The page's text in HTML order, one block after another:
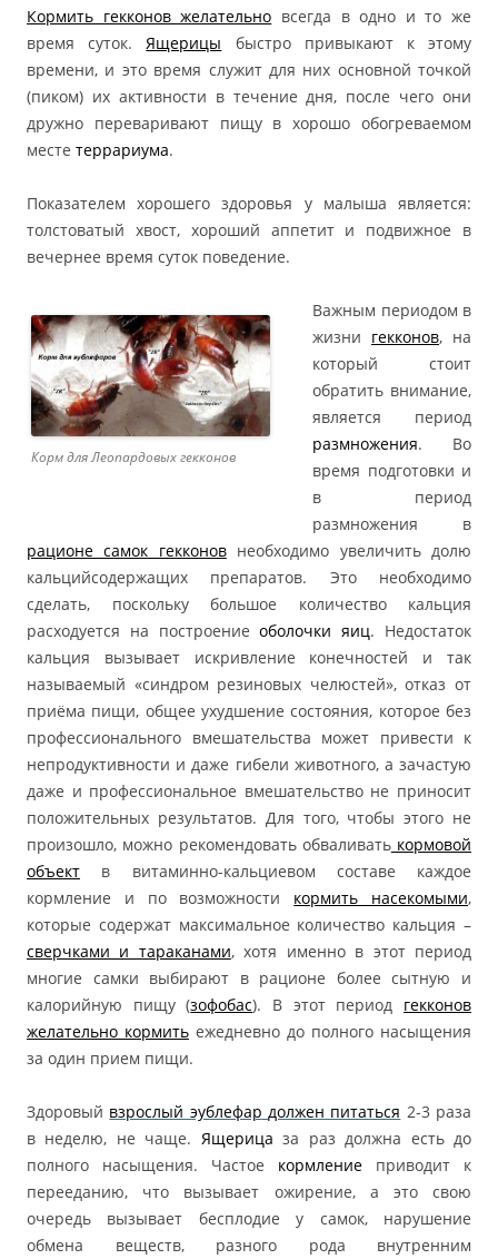
Кормить гекконов желательно всегда в одно и то же
время суток.Ящерицы быстро привыкают к этому
времени, и это время служит для них основной точкой
(пиком) их активности в течение дня, после чего они
дружно переваривают пищу в хорошо обогреваемом
месте террариума.
Показателем хорошего здоровья у малыша является:
толстоватый хвост, хороший аппетит и подвижное в
вечернее время суток поведение.
Корм для Леопардовых гекконов
Важным периодом в
жизни гекконов, на
который стоит
обратить внимание,
является период
размножения. Во
время подготовки и
в период
размножения в
рационе самок гекконов необходимо увеличить долю
кальцийсодержащих препаратов. Это необходимо
сделать, поскольку большое количество кальция
расходуется на построениеоболочки яиц. Недостаток
кальция вызывает искривление конечностей и так
называемый «синдром резиновых челюстей», отказ от
приёма пищи, общее ухудшение состояния, которое без
профессионального вмешательства может привести к
непродуктивности и даже гибели животного, а зачастую
даже и профессиональное вмешательство не приносит
положительных результатов. Для того, чтобы этого не
произошло, можно рекомендовать обваливатькормовой
объект в витаминно-кальциевом составе каждое
кормление и по возможности кормить насекомыми,
которые содержат максимальное количество кальция –
сверчками и тараканами, хотя именно в этот период
многие самки выбирают в рационе более сытную и
калорийную пищу (зофобас). В этот период гекконов
желательно кормить ежедневно до полного насыщения
за один прием пищи.
Здоровый взрослый эублефар должен питаться 2-3 раза
в неделю, не чаще. Ящерица за раз должна есть до
полного насыщения. Частое кормление приводит к
перееданию, что вызывает ожирение, а это свою
очередь вызывает бесплодие у самок, нарушение
обмена веществ, разного рода внутренним